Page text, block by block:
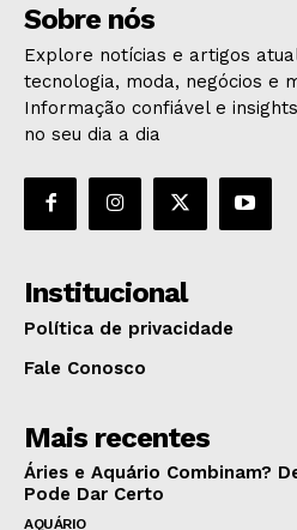
Sobre nós
Explore notícias e artigos
tecnologia, moda, negócios e
Informação confiável e
no seu dia a dia
Institucional
Política de privacidade
Fale Conosco
Mais recentes
Áries e Aquário Combinam?
Pode Dar Certo
AQUÁRIO